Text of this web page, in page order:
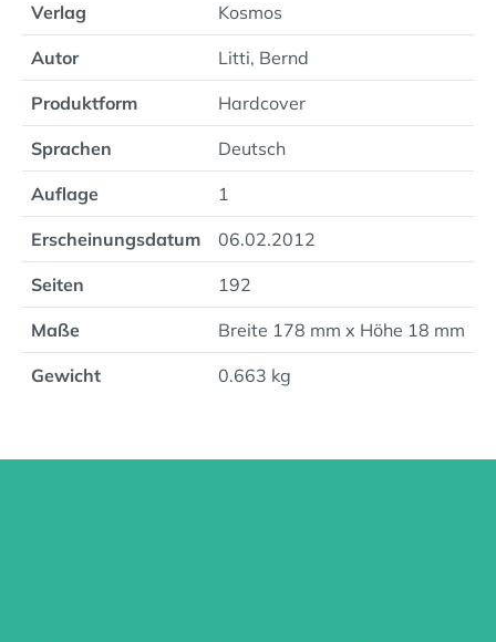
Verlag Kosmos
Autor Litti, Bernd
Produktform Hardcover
Sprachen Deutsch
Auflage 1
Erscheinungsdatum 06.02.2012
Seiten 192
Maße Breite 178 mm x Höhe 18 mm
Gewicht 0.663 kg